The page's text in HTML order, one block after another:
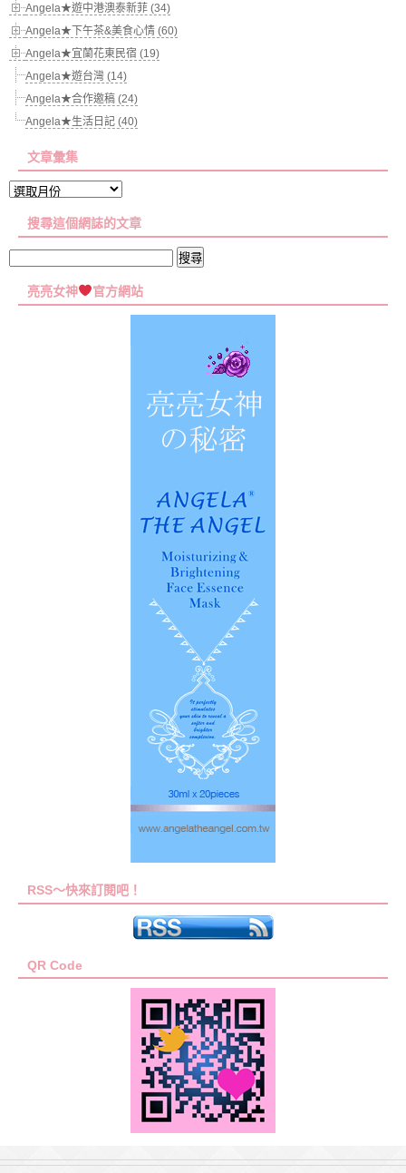
Angela★遊中港澳泰新菲 (34)
Angela★下午茶&美食心情 (60)
Angela★宜蘭花東民宿 (19)
Angela★遊台灣 (14)
Angela★合作邀稿 (24)
Angela★生活日記 (40)
文章彙集
文
彙
搜尋這個網誌的文章
關
亮亮女神 官方網站
RSS～快來訂閱吧！
QR Code